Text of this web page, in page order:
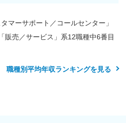
マーサポート／コールセンター」
販売／サービス」系12職種中6番目
職種別平均年収ランキングを見る